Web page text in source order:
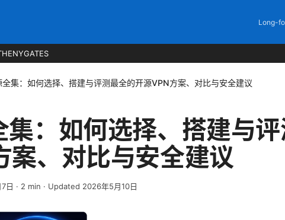
Long-
集：如何选择、搭建与评测最全的开源VPN方案、对比与安全建议
：如何选择、搭建与
案、对比与安全建议
日 · 2 min · Updated 2026年5月10日